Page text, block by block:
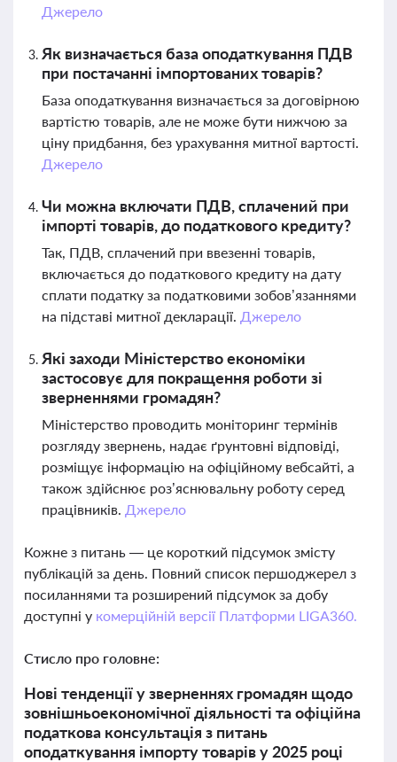
Джерело
Як визначається база оподаткування ПДВ
при постачанні імпортованих товарів?
База оподаткування визначається за договірною
вартістю товарів, але не може бути нижчою за
ціну придбання, без урахування митної вартості.
Джерело
Чи можна включати ПДВ, сплачений при
імпорті товарів, до податкового кредиту?
Так, ПДВ, сплачений при ввезенні товарів,
включається до податкового кредиту на дату
сплати податку за податковими зобов’язаннями
на підставі митної декларації. Джерело
Які заходи Міністерство економіки
застосовує для покращення роботи зі
зверненнями громадян?
Міністерство проводить моніторинг термінів
розгляду звернень, надає ґрунтовні відповіді,
розміщує інформацію на офіційному вебсайті, а
також здійснює роз’яснювальну роботу серед
працівників. Джерело
Кожне з питань — це короткий підсумок змісту
публікацій за день. Повний список першоджерел з
посиланнями та розширений підсумок за добу
доступні у комерційній версії Платформи LIGA360.
Стисло про головне:
Нові тенденції у зверненнях громадян щодо
зовнішньоекономічної діяльності та офіційна
податкова консультація з питань
оподаткування імпорту товарів у 2025 році